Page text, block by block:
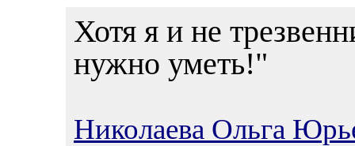
Хотя я и не
нужно уметь!"
Николаева Ольга